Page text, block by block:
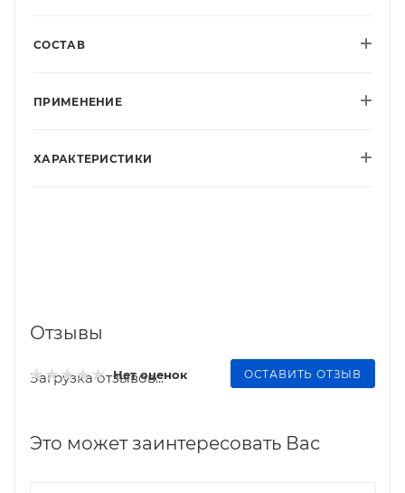
СОСТАВ
ПРИМЕНЕНИЕ
ХАРАКТЕРИСТИКИ
Отзывы
Нет оценок ОСТАВИТЬ ОТЗЫВ
Загрузка отзывов...
Это может заинтересовать Вас